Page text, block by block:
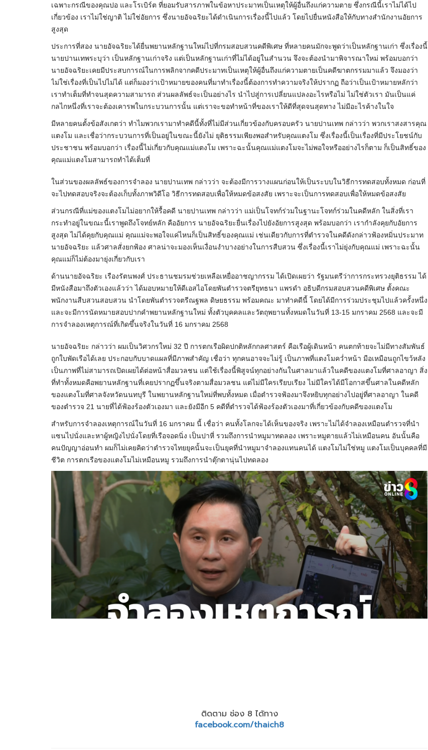
เฉพาะกรณีของคุณปอ และโรเบิร์ต ที่ยอมรับสารภาพในข้อหาประมาทเป็นเหตุให้ผู้อื่นถึงแก่ความตาย ซึ่งกรณีนี้เราไม่ได้ไป
เกี่ยวข้อง เราไม่ใช่ญาติ ไม่ใช่อัยการ ซึ่งนายอัจฉริยะได้ดำเนินการเรื่องนี้ไปแล้ว โดยไปยื่นหนังสือให้กับทางสำนักงานอัยการ
สูงสุด
ประการที่สอง นายอัจฉริยะได้ยื่นพยานหลักฐานใหม่ไปที่กรมสอบสวนคดีพิเศษ ที่หลายคนมักจะพูดว่าเป็นหลักฐานเก่า ซึ่งเรื่องนี้
นายปานเทพระบุว่า เป็นหลักฐานเก่าจริง แต่เป็นหลักฐานเก่าที่ไม่ได้อยู่ในสำนวน จึงจะต้องนำมาพิจารณาใหม่ พร้อมบอกว่า
นายอัจฉริยะเคยมีประสบการณ์ในการพลิกจากคดีประมาทเป็นเหตุให้ผู้อื่นถึงแก่ความตายเป็นคดีฆาตกรรมมาแล้ว จึงมองว่า
ไม่ใช่เรื่องที่เป็นไปไม่ได้ แต่ก็มองว่าเป้าหมายของคนที่มาทำเรื่องนี้ต้องการทำความจริงให้ปรากฏ ถือว่าเป็นเป้าหมายหลักว่า
เราทำเต็มที่ทำจนสุดความสามารถ ส่วนผลลัพธ์จะเป็นอย่างไร นำไปสู่การเปลี่ยนแปลงอะไรหรือไม่ ไม่ใช่ตัวเรา มันเป็นแค่
กลไกหนึ่งที่เราจะต้องเคารพในกระบวนการนั้น แต่เราจะขอทำหน้าที่ของเราให้ดีที่สุดจนสุดทาง ไม่มีอะไรค้างในใจ
มีหลายคนตั้งข้อสังเกตว่า ทำไมพวกเรามาทำคดีนี้ทั้งที่ไม่มีส่วนเกี่ยวข้องกับครอบครัว นายปานเทพ กล่าวว่า พวกเราสงสารคุณ
แตงโม และเชื่อว่ากระบวนการที่เป็นอยู่ในขณะนี้ยังไม่ ยุติธรรมเพียงพอสำหรับคุณแตงโม ซึ่งเรื่องนี้เป็นเรื่องที่มีประโยชน์กับ
ประชาชน พร้อมบอกว่า เรื่องนี้ไม่เกี่ยวกับคุณแม่แตงโม เพราะฉะนั้นคุณแม่แตงโมจะไม่พอใจหรืออย่างไรก็ตาม ก็เป็นสิทธิ์ของ
คุณแม่แตงโมสามารถทำได้เต็มที่
ในส่วนของผลลัพธ์ของการจำลอง นายปานเทพ กล่าวว่า จะต้องมีการวางแผนก่อนให้เป็นระบบในวิธีการทดสอบทั้งหมด ก่อนที่
จะไปทดสอบจริงจะต้องเก็บทั้งภาพวิดีโอ วิธีการทดสอบเพื่อให้หมดข้อสงสัย เพราะจะเป็นการทดสอบเพื่อให้หมดข้อสงสัย
ส่วนกรณีที่แม่ของแตงโมไม่อยากให้รื้อคดี นายปานเทพ กล่าวว่า แม่เป็นโจทก์ร่วมในฐานะโจทก์ร่วมในคดีหลัก ในสิ่งที่เรา
กระทำอยู่ในขณะนี้เราพูดถึงโจทย์หลัก คืออัยการ นายอัจฉริยะยื่นเรื่องไปยังอัยการสูงสุด พร้อมบอกว่า เรากำลังคุยกับอัยการ
สูงสุด ไม่ได้คุยกับคุณแม่ คุณแม่จะพอใจแค่ไหนก็เป็นสิทธิ์ของคุณแม่ เช่นเดียวกับการที่ตำรวจในคดีดังกล่าวฟ้องหมิ่นประมาท
นายอัจฉริยะ แล้วศาลสั่งยกฟ้อง ศาลน่าจะมองเห็นเงื่อนงำบางอย่างในการสืบสวน ซึ่งเรื่องนี้เราไม่ยุ่งกับคุณแม่ เพราะฉะนั้น
คุณแม่ก็ไม่ต้องมายุ่งเกี่ยวกับเรา
ด้านนายอัจฉริยะ เรืองรัตนพงศ์ ประธานชมรมช่วยเหลือเหยื่ออาชญากรรม ได้เปิดเผยว่า รัฐมนตรีว่าการกระทรวงยุติธรรม ได้
มีหนังสือมาถึงตัวเองแล้วว่า ได้มอบหมายให้ดีเอสไอโดยพันตำรวจตรียุทธนา แพรดำ อธิบดีกรมสอบสวนคดีพิเศษ ตั้งคณะ
พนักงานสืบสวนสอบสวน นำโดยพันตำรวจตรีณฐพล ดิษยธรรม พร้อมคณะ มาทำคดีนี้ โดยได้มีการร่วมประชุมไปแล้วครั้งหนึ่ง
และจะมีการนัดหมายสอบปากคำพยานหลักฐานใหม่ ทั้งตัวบุคคลและวัตถุพยานทั้งหมดในวันที่ 13-15 มกราคม 2568 และจะมี
การจำลองเหตุการณ์ที่เกิดขึ้นจริงในวันที่ 16 มกราคม 2568
นายอัจฉริยะ กล่าวว่า ผมเป็นวิศวกรใหม่ 32 ปี การตกเรือผิดปกติหลักกลศาสตร์ คือเรือผู้เดินหน้า คนตกท้ายจะไม่มีทางสัมพันธ์
ถูกใบพัดเรือได้เลย ประกอบกับบาดแผลที่มีภาพสำคัญ เชื่อว่า ทุกคนอาจจะไม่รู้ เป็นภาพที่แตงโมคว่ำหน้า มือเหมือนถูกไขว้หลัง
เป็นภาพที่ไม่สามารถเปิดเผยได้ต่อหน้าสื่อมวลชน แต่ใช้เรื่องนี้พิสูจน์ทุกอย่างกันในศาลมาแล้วในคดีของแตงโมที่ศาลอาญา สิ่ง
ที่ทำทั้งหมดคือพยานหลักฐานที่เคยปรากฏขึ้นจริงตามสื่อมวลชน แต่ไม่มีใครเรียบเรียง ไม่มีใครได้มีโอกาสขึ้นศาลในคดีหลัก
ของแตงโมที่ศาลจังหวัดนนทบุรี ในพยานหลักฐานใหม่ที่พบทั้งหมด เมื่อตำรวจฟ้องมาจึงหยิบทุกอย่างไปอยู่ที่ศาลอาญา ในคดี
ของตำรวจ 21 นายที่ได้ฟ้องร้องตัวเองมา และยังมีอีก 5 คดีที่ตำรวจได้ฟ้องร้องตัวเองมาที่เกี่ยวข้องกับคดีของแตงโม
สำหรับการจำลองเหตุการณ์ในวันที่ 16 มกราคม นี้ เชื่อว่า คนทั้งโลกจะได้เห็นของจริง เพราะไม่ได้จำลองเหมือนตำรวจที่นำ
แซนไปนั่งและหาผู้หญิงไปนั่งโดยที่เรือจอดนิ่ง เป็นปาหี่ รวมถึงการนำหมูมาทดลอง เพราะหมูตายแล้วไม่เหมือนคน อันนั้นคือ
คนปัญญาอ่อนทำ ผมก็ไม่เคยคิดว่าตำรวจไทยยุคนั้นจะเป็นยุคที่นำหมูมาจำลองแทนคนได้ แตงโมไม่ใช่หมู แตงโมเป็นบุคคลที่มี
ชีวิต การตกเรือของแตงโมไม่เหมือนหมู รวมถึงการนำตุ๊กตานุ่นไปทดลอง
ติดตาม ช่อง 8 ได้ทาง
facebook.com/thaich8